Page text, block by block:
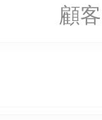
顧